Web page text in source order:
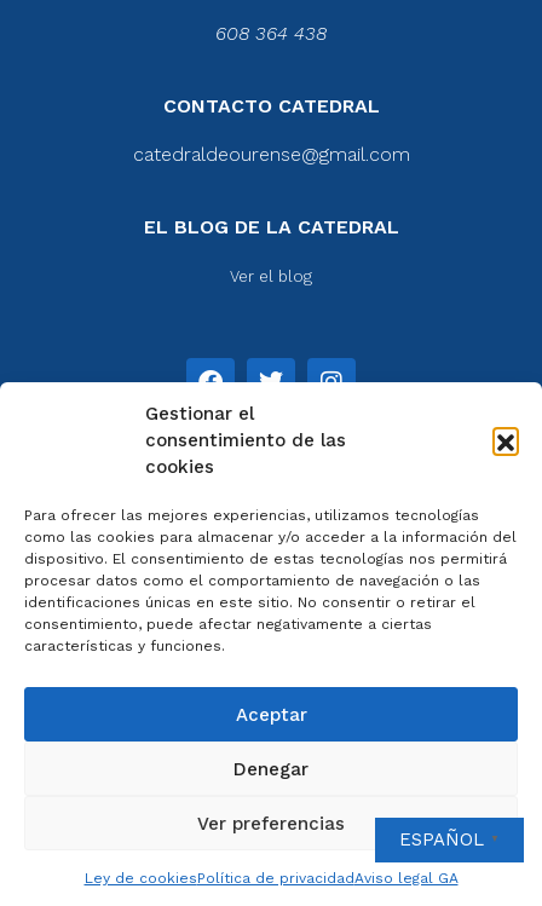
Gestionar el
consentimiento de las
cookies
Para ofrecer las mejores experiencias, utilizamos tecnologías
como las cookies para almacenar y/o acceder a la información del
dispositivo. El consentimiento de estas tecnologías nos permitirá
procesar datos como el comportamiento de navegación o las
identificaciones únicas en este sitio. No consentir o retirar el
consentimiento, puede afectar negativamente a ciertas
características y funciones.
Aceptar
Denegar
Ver preferencias
Ley de cookiesPolítica de privacidadAviso legal GA
608 364 438
CONTACTO CATEDRAL
catedraldeourense@gmail.com
EL BLOG DE LA CATEDRAL
Ver el blog
Aviso legal
Política de privacidad
Cookies
Colaboradores
Condiciones generales
2023 © Catedral de Ourense – web porArtisplendore
ESPAÑOL ▼